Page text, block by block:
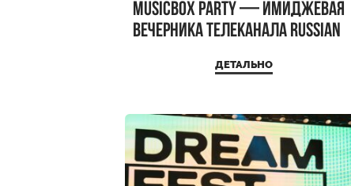
MUSICBOX PARTY — имиджевая
вечерника телеканала RUSSIAN
ДЕТАЛЬНО